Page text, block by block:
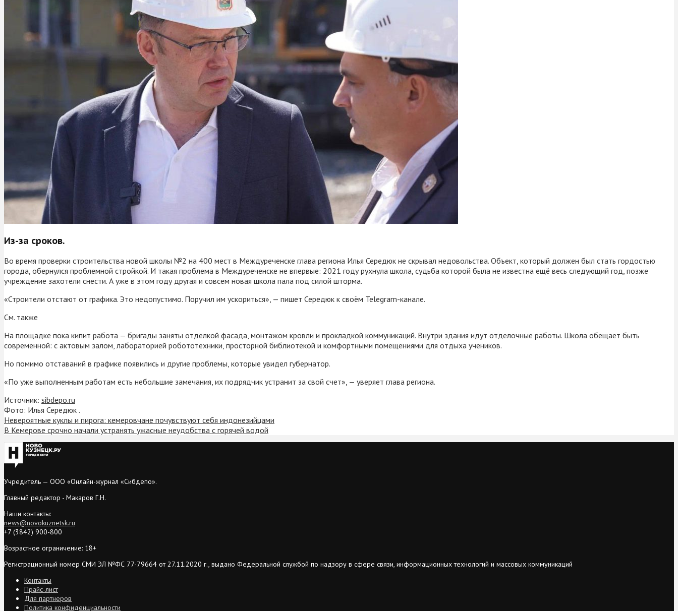
Из-за сроков.
Во время проверки строительства новой школы №2 на 400 мест в Междуреченске глава региона Илья Середюк не скрывал недовольства. Объект, который должен был стать гордостью
города, обернулся проблемной стройкой. И такая проблема в Междуреченске не впервые: 2021 году рухнула школа, судьба которой была не известна ещё весь следующий год, позже
учреждение захотели снести. А уже в этом году другая и совсем новая школа пала под силой шторма.
«Строители отстают от графика. Это недопустимо. Поручил им ускориться», — пишет Середюк к своём Telegram-канале.
См. также
На площадке пока кипит работа — бригады заняты отделкой фасада, монтажом кровли и прокладкой коммуникаций. Внутри здания идут отделочные работы. Школа обещает быть
современной: с актовым залом, лабораторией робототехники, просторной библиотекой и комфортными помещениями для отдыха учеников.
Но помимо отставаний в графике появились и другие проблемы, которые увидел губернатор.
«По уже выполненным работам есть небольшие замечания, их подрядчик устранит за свой счет», — уверяет глава региона.
Источник: sibdepo.ru
Фото: Илья Середюк .
Невероятные куклы и пирога: кемеровчане почувствуют себя индонезийцами
В Кемерове срочно начали устранять ужасные неудобства с горячей водой
Учредитель — ООО «Онлайн-журнал «Сибдепо».
Главный редактор - Макаров Г.Н.
Наши контакты:
news@novokuznetsk.ru
+7 (3842) 900-800
Возрастное ограничение: 18+
Регистрационный номер СМИ ЭЛ №ФС 77-79664 от 27.11.2020 г., выдано Федеральной службой по надзору в сфере связи, информационных технологий и массовых коммуникаций
Контакты
Прайс-лист
Для партнеров
Политика конфиденциальности